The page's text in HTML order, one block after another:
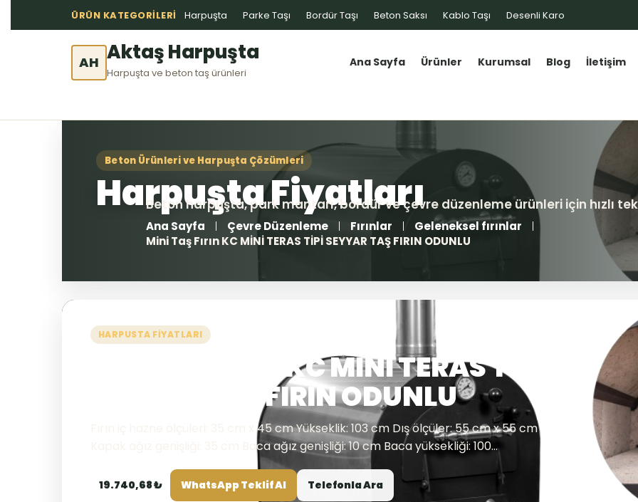
ÜRÜN KATEGORILERI Harpuşta Parke Taşı Bordür Taşı Beton Saksı Kablo Taşı Desenli Karo
AH Aktaş Harpuşta
Harpuşta ve beton taş ürünleri
Ana Sayfa Ürünler Kurumsal Blog İletişim
Ana Sayfa Çevre Düzenleme Fırınlar
Geleneksel fırınlar
Mini Taş Fırın KC MİNİ TERAS TİPİ SEYYAR TAŞ FIRIN ODUNLU
HARPUSTA FIYATLARI
Mini Taş Fırın KC MİNİ TERAS TİPİ
SEYYAR TAŞ FIRIN ODUNLU
Fırın iç hazne ölçüleri: 35 cm x 45 cm Yükseklik: 103 cm Dış ölçüler: 55 cm x 55 cm
Kapak ağız genişliği: 35 cm Baca ağız genişliği: 10 cm Baca yüksekliği: 100...
19.740,68 ₺ WhatsApp Teklif Al Telefonla Ara